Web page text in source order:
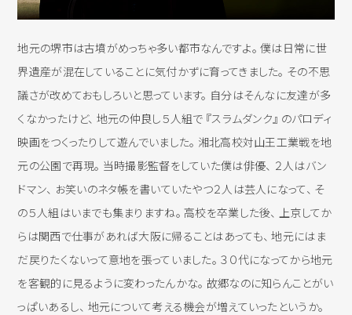
地元の堺市は古墳がめっちゃ多い都市なんですよ。 僕は日常に世
界遺産が混在していることに気付かずに育ってきました。 その不思
議さが改めておもしろいと思っています。 自分はそんなに友達が多
くなかったけど、 地元の仲良し５人組で 『スラムダンク』 のパロディ
映画をつくったりして遊んでいました。 湘北高校対山王工業戦を地
元の公園で再現。 当時撮影監督をしていた僕は俳優、 ２人はバン
ドマン、 お笑いのネタ帳を書いていたやつ２人は芸人になって、 そ
の５人組はいまでも集まりますね。 高校を卒業した後、 上京してか
らは関西で仕事があれば大阪に帰ることはあっても、 地元にはま
だ戻りたくないって意地を張っていました。 ３０代になってから地元
を客観的に見るように変わったんかな。 故郷なのに知らんことがい
っぱいあるし、 地元について考える機会が増えていったというか。